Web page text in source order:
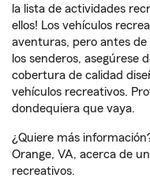
la lista de actividades
ellos! Los vehículos
aventuras, pero antes de
los senderos, asegúrese
cobertura de calidad
vehículos recreativos.
dondequiera que vaya.
¿Quiere más
Orange, VA, acerca de
recreativos.